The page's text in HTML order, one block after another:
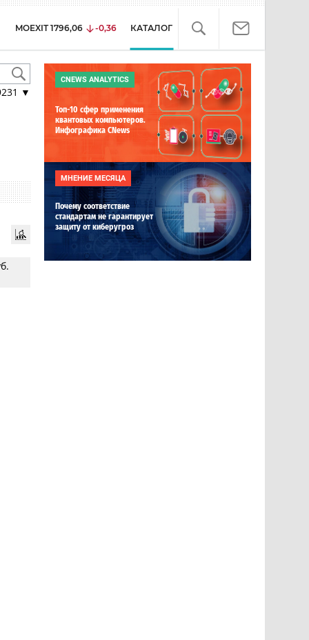
MOEXIT 1796,06 -0,36 КАТАЛОГ
▼
CNEWS ANALYTICS
Топ-10 сфер применения
квантовых компьютеров.
Инфографика CNews
МНЕНИЕ МЕСЯЦА
Почему соответствие
стандартам не гарантирует
защиту от киберугроз